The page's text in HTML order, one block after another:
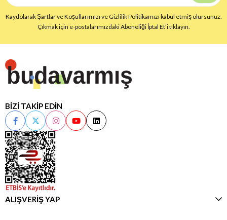
Kaydolarak Şartlar ve Koşullarımızı ve Gizlilik Politikamızı kabul etmiş olursunuz.
Çıkmak için e-postalarımızdaki Aboneliği İptal Et’i tıklayın.
BİZİ TAKİP EDİN
ALIŞVERİŞ YAP